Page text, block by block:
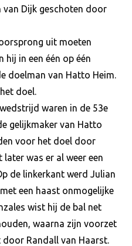
Dijk geschoten door
uit moeten
hij in een één op één
doelman van Hatto Heim.
doel.
waren in de 53e
gelijkmaker van Hatto
voor het doel door
later was er al weer een
de linkerkant werd Julian
een haast onmogelijke
wist hij de bal net
waarna zijn voorzet
Randall van Haarst.